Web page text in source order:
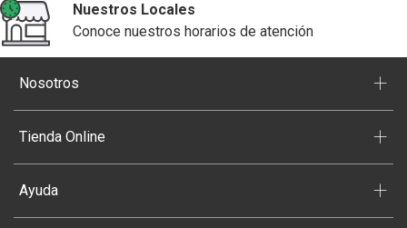
Nuestros Locales
Conoce nuestros horarios de atención
Nosotros +
Tienda Online +
Ayuda +